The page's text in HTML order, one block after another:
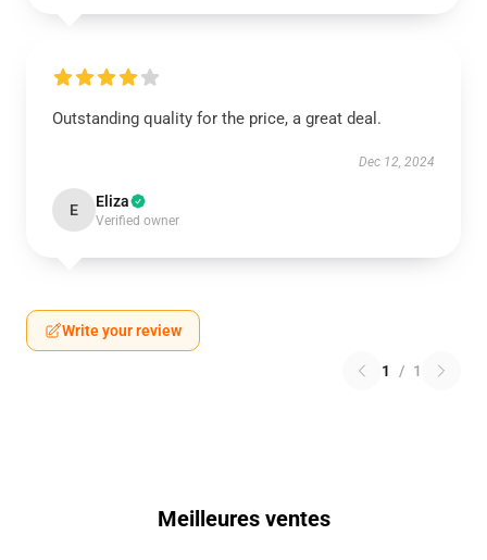
Outstanding quality for the price, a great deal.
Dec 12, 2024
E Eliza
Verified owner
Write your review
1 / 1
Meilleures ventes